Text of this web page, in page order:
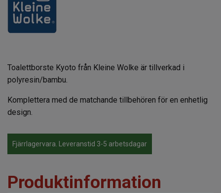
Toalettborste Kyoto från Kleine Wolke är tillverkad i
polyresin/bambu.
Komplettera med de matchande tillbehören för en enhetlig
design.
Fjärrlagervara. Leveranstid 3-5 arbetsdagar
Produktinformation